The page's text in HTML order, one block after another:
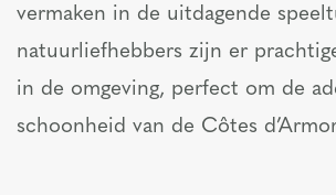
vermaken in de uitdagende
natuurliefhebbers zijn er
in de omgeving, perfect om de
schoonheid van de Côtes